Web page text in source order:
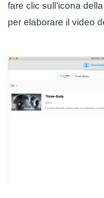
fare clic sull’icona
per elaborare il video